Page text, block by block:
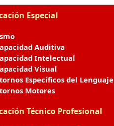
Especial
Auditiva
Intelectual
Visual
Específicos del Lenguaje
Motores
Técnico Profesional